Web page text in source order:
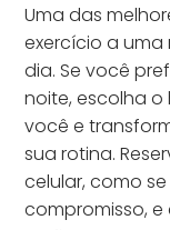
Uma das
exercício a
dia. Se você
noite, escolha
você e
sua rotina.
celular, como
compromisso,